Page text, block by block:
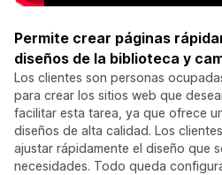
Permite crear páginas
diseños de la biblioteca y
Los clientes son personas
para crear los sitios web que
facilitar esta tarea, ya que ofrece
diseños de alta calidad. Los
ajustar rápidamente el diseño que
necesidades. Todo queda